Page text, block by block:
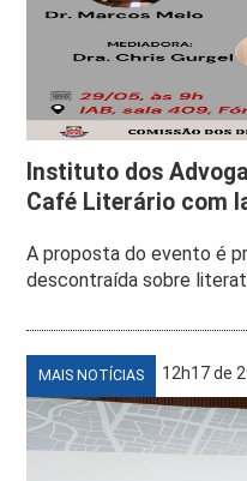
Instituto dos
Café Literário com
A proposta do evento é
descontraída sobre
MAIS NOTÍCIAS 12h17 de